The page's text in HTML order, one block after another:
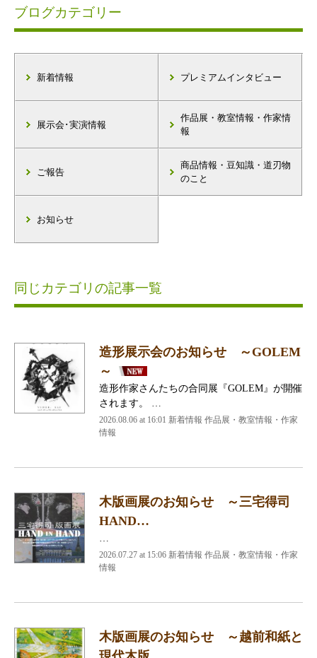
ブログカテゴリー
新着情報 プレミアムインタビュー
展示会･実演情報
作品展・教室情報・作家情
報
ご報告
商品情報・豆知識・道刃物
のこと
お知らせ
同じカテゴリの記事一覧
造形展示会のお知らせ ～GOLEM
～
造形作家さんたちの合同展『GOLEM』が開催
されます。 …
2026.08.06 at 16:01 新着情報 作品展・教室情報・作家
情報
木版画展のお知らせ ～三宅得司
HAND…
2026.07.27 at 15:06 新着情報 作品展・教室情報・作家
情報
木版画展のお知らせ ～越前和紙と